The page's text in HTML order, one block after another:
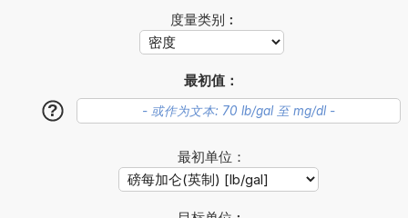
度量类别︰
最初值：
?
最初单位：